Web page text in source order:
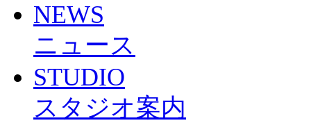
NEWS
ニュース
STUDIO
スタジオ案内